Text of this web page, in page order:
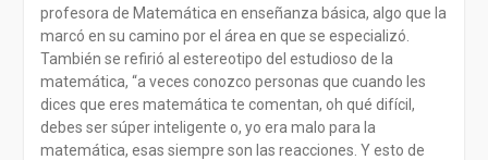
profesora de Matemática en enseñanza básica, algo que la
marcó en su camino por el área en que se especializó.
También se refirió al estereotipo del estudioso de la
matemática, “a veces conozco personas que cuando les
dices que eres matemática te comentan, oh qué difícil,
debes ser súper inteligente o, yo era malo para la
matemática, esas siempre son las reacciones. Y esto de